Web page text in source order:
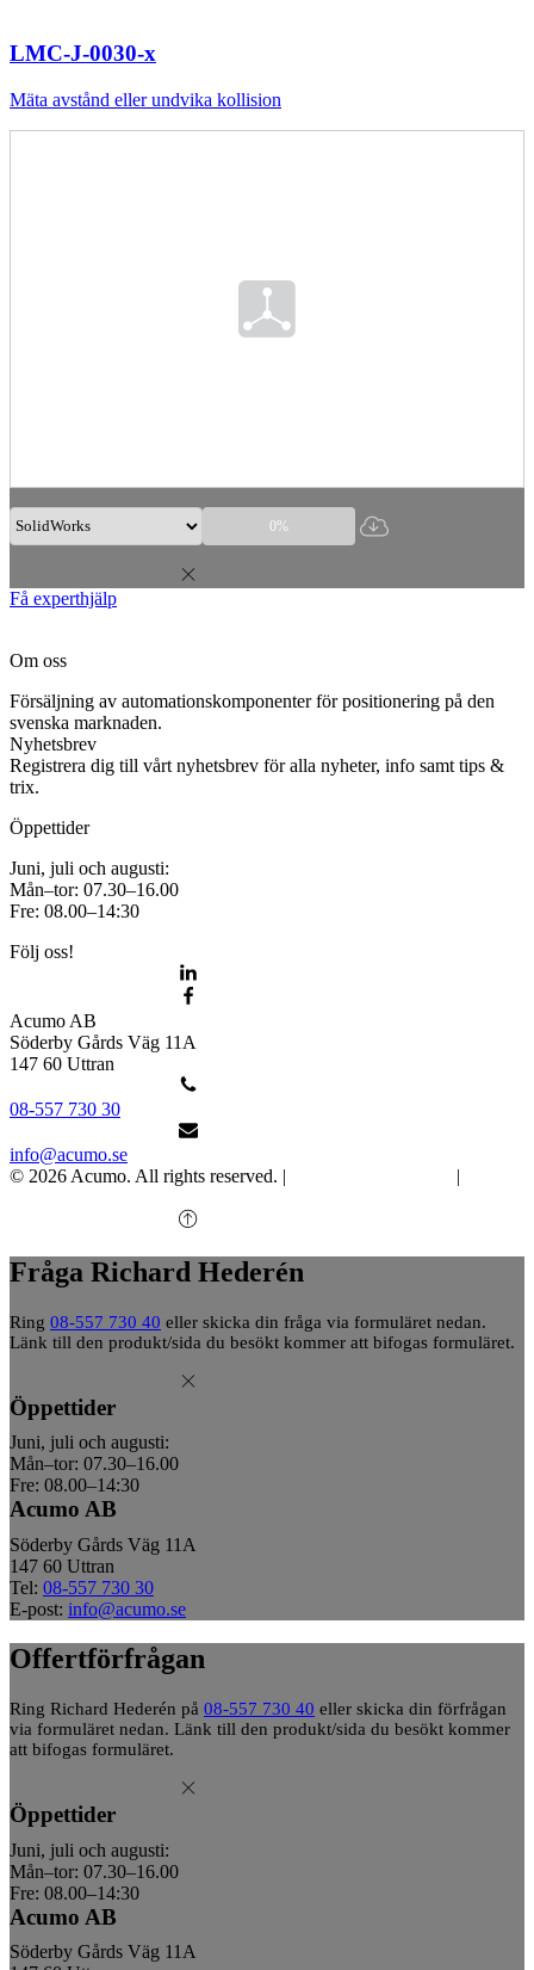
LMC-J-0030-x
Mäta avstånd eller undvika kollision
0%
Få experthjälp
Om oss
Försäljning av automationskomponenter för positionering på den
svenska marknaden.
Nyhetsbrev
Registrera dig till vårt nyhetsbrev för alla nyheter, info samt tips &
trix.
Öppettider
Juni, juli och augusti:
Mån–tor: 07.30–16.00
Fre: 08.00–14:30
Följ oss!
Acumo AB
Söderby Gårds Väg 11A
147 60 Uttran
08-557 730 30
info@acumo.se
© 2026 Acumo. All rights reserved. |
|
Fråga Richard Hederén
Ring 08-557 730 40 eller skicka din fråga via formuläret nedan.
Länk till den produkt/sida du besökt kommer att bifogas formuläret.
Öppettider
Juni, juli och augusti:
Mån–tor: 07.30–16.00
Fre: 08.00–14:30
Acumo AB
Söderby Gårds Väg 11A
147 60 Uttran
Tel: 08-557 730 30
E-post: info@acumo.se
Offertförfrågan
Ring Richard Hederén på 08-557 730 40 eller skicka din förfrågan
via formuläret nedan. Länk till den produkt/sida du besökt kommer
att bifogas formuläret.
Öppettider
Juni, juli och augusti:
Mån–tor: 07.30–16.00
Fre: 08.00–14:30
Acumo AB
Söderby Gårds Väg 11A